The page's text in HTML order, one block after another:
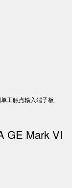
工触点输入端子板
GE Mark VI